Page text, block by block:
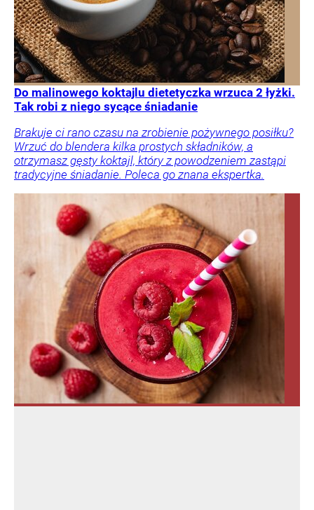
Do malinowego koktajlu dietetyczka wrzuca 2 łyżki.
Tak robi z niego sycące śniadanie
Brakuje ci rano czasu na zrobienie pożywnego posiłku?
Wrzuć do blendera kilka prostych składników, a
otrzymasz gęsty koktajl, który z powodzeniem zastąpi
tradycyjne śniadanie. Poleca go znana ekspertka.